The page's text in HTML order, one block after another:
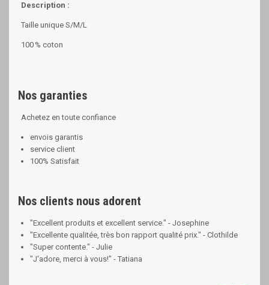
Description :
Taille unique S/M/L
100 % coton
Nos garanties
Achetez en toute confiance
envois garantis
service client
100% Satisfait
Nos clients nous adorent
"Excellent produits et excellent service." - Josephine
"Excellente qualitée, très bon rapport qualité prix." - Clothilde
"Super contente." - Julie
"J'adore, merci à vous!" - Tatiana